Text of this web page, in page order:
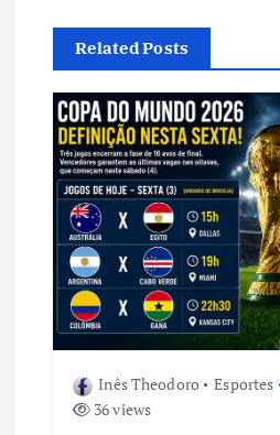
ã
o
d
e
P
o
s
Related Posts
Inês Theodoro Esportes
36 views